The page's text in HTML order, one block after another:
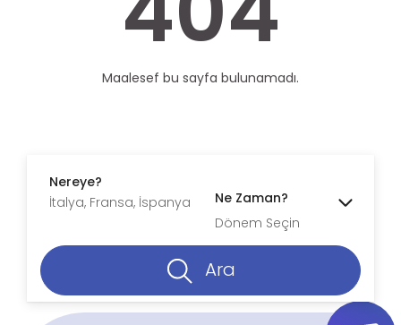
Maalesef bu sayfa bulunamadı.
Nereye?
Ne Zaman?
Dönem Seçin
Ara